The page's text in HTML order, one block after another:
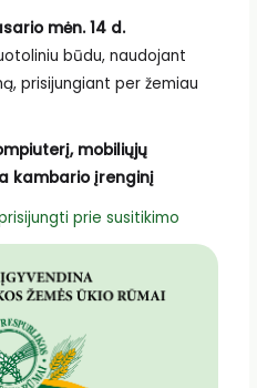
mėn. 14 d.
būdu, naudojant
prisijungiant per žemiau
mobiliųjų
kambario įrenginį
prie susitikimo